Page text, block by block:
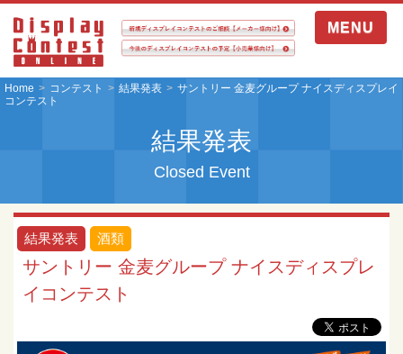
MENU
Home コンテスト 結果発表
サントリー 金麦グループ ナイスディスプレイ
コンテスト
結果発表
Closed Event
結果発表 酒類
サントリー 金麦グループ ナイスディスプレ
イコンテスト